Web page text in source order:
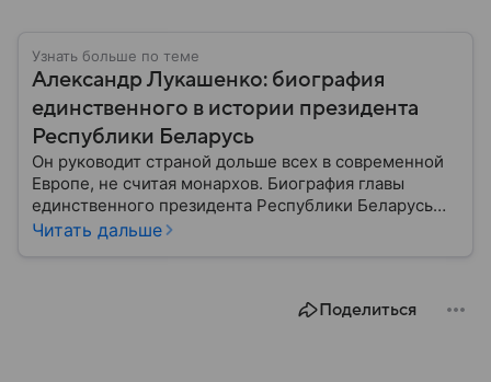
Узнать больше по теме
Александр Лукашенко: биография
единственного в истории президента
Республики Беларусь
Он руководит страной дольше всех в современной
Европе, не считая монархов. Биография главы
единственного президента Республики Беларусь
Александра Лукашенко — в материале.
Читать дальше
Поделиться